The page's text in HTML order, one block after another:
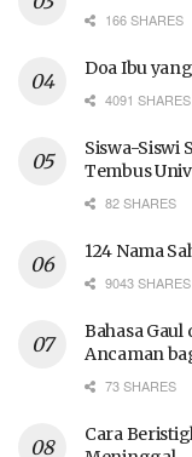
166 SHARES
Doa Ibu
4091 SHARES
Siswa-Siswi
Tembus
82 SHARES
124 Nama
9043 SHARES
Bahasa
Ancaman
73 SHARES
Cara